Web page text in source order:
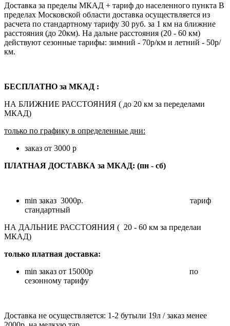
Доставка за пределы МКАД + тариф до населенного пункта В
пределах Московской области доставка осуществляется из
расчета по стандартному тарифу 30 руб. за 1 км на ближние
расстояния (до 20км). На дальне расстояния (20 - 60 км)
действуют сезонные тарифы: зимний - 70р/км и летний - 50р/
км.
БЕСПЛАТНО за МКАД :
НА БЛИЖНИЕ РАССТОЯНИЯ ( до 20 км за переделами
МКАД)
только по графику в определенные дни:
заказ от 3000 р
ПЛАТНАЯ ДОСТАВКА за МКАД: (пн - сб)
min заказ 3000р. тариф
стандартный
НА ДАЛЬНИЕ РАССТОЯНИЯ ( 20 - 60 км за пределаи
МКАД)
только платная доставка:
min заказ от 15000р по
сезонному тарифу
Доставка не осуществляется: 1-2 бутыли 19л / заказ менее